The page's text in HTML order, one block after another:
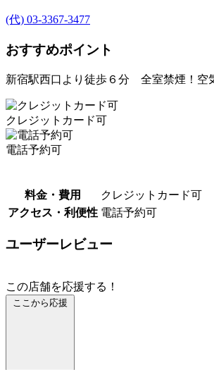
(代) 03-3367-3477
おすすめポイント
新宿駅西口より徒歩６分 全室禁煙！空
クレジットカード可
電話予約可
料金・費用
クレジットカード可
アクセス・利便性 電話予約可
ユーザーレビュー
この店舗を応援する！
ここから応援